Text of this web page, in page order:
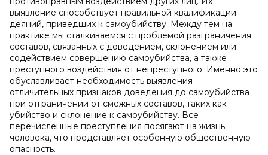
выявление способствует правильной квалификации
деяний, приведших к самоубийству. Между тем на
практике мы сталкиваемся с проблемой разграничения
составов, связанных с доведением, склонением или
содействием совершению самоубийства, а также
преступного воздействия от непреступного. Именно это
обуславливает необходимость выявления
отличительных признаков доведения до самоубийства
при отграничении от смежных составов, таких как
убийство и склонение к самоубийству. Все
перечисленные преступления посягают на жизнь
человека, что представляет особенную общественную
опасность.